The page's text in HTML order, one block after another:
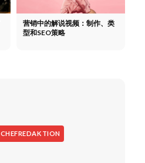
营销中的解说视频：制作、类
型和SEO策略
CHEFREDAKTION